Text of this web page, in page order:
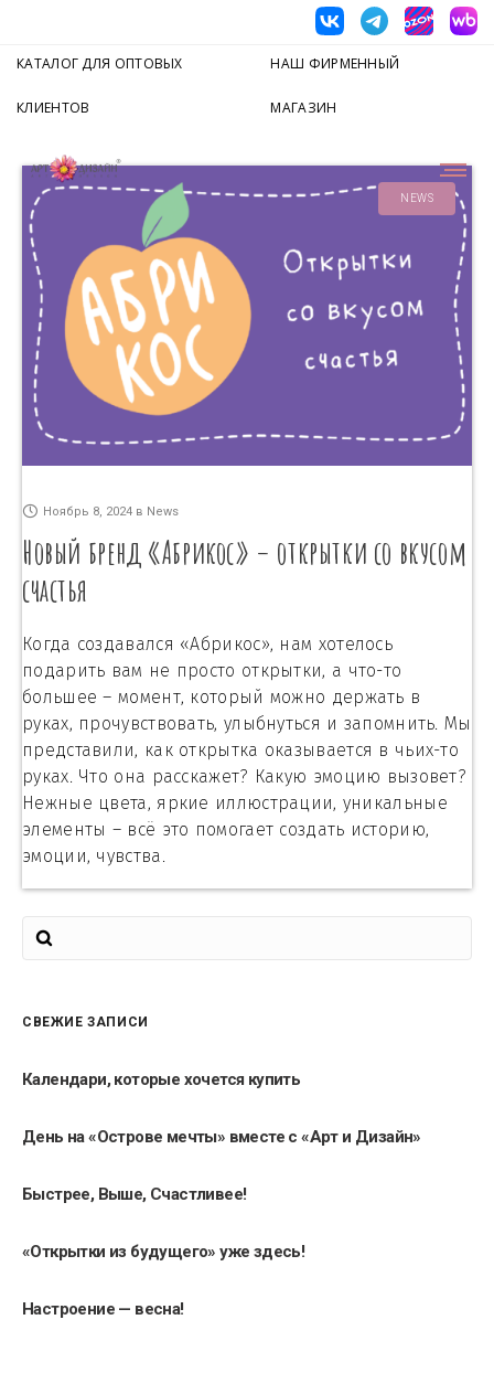
КАТАЛОГ ДЛЯ ОПТОВЫХ
КЛИЕНТОВ
НАШ ФИРМЕННЫЙ
МАГАЗИН
NEWS
Ноябрь 8, 2024 в News
Новый бренд «Абрикос» – открытки со вкусом
счастья
Когда создавался «Абрикос», нам хотелось
подарить вам не просто открытки, а что-то
большее – момент, который можно держать в
руках, прочувствовать, улыбнуться и запомнить. Мы
представили, как открытка оказывается в чьих-то
руках. Что она расскажет? Какую эмоцию вызовет?
Нежные цвета, яркие иллюстрации, уникальные
элементы – всё это помогает создать историю,
эмоции, чувства.
СВЕЖИЕ ЗАПИСИ
Календари, которые хочется купить
День на «Острове мечты» вместе с «Арт и Дизайн»
Быстрее, Выше, Счастливее!
«Открытки из будущего» уже здесь!
Настроение — весна!